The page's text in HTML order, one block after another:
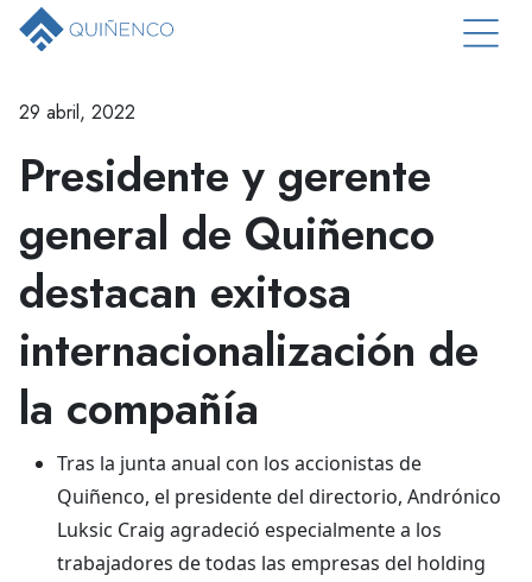
29 abril, 2022
Presidente y gerente
general de Quiñenco
destacan exitosa
internacionalización de
la compañía
Tras la junta anual con los accionistas de
Quiñenco, el presidente del directorio, Andrónico
Luksic Craig agradeció especialmente a los
trabajadores de todas las empresas del holding